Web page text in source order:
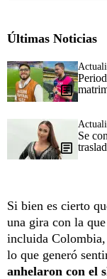
Últimas Noticias
Se
Si bien es cierto
una gira con la
incluida
lo que generó
anhelaron con el